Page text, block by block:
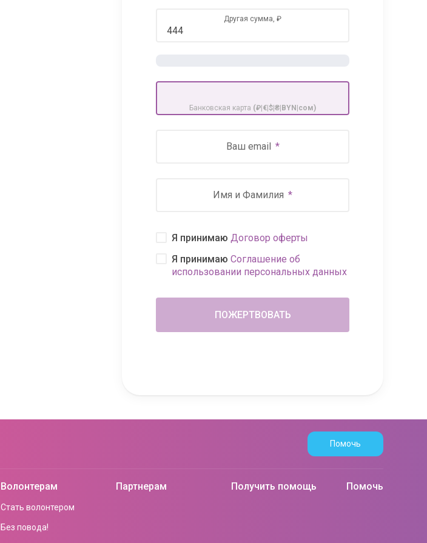
Другая сумма, ₽
Банковская карта (₽|€|$|₴|BYN|сом)
Ваш email
Имя и Фамилия
Я принимаю Договор оферты
Я принимаю Соглашение об
использовании персональных данных
Помочь
Волонтерам
Стать волонтером
Без повода!
Партнерам Получить помощь Помочь